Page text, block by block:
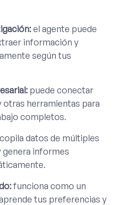
el agente puede
información y
según tus
puede conectar
otras herramientas para
completos.
datos de múltiples
informes
funciona como un
tus preferencias y